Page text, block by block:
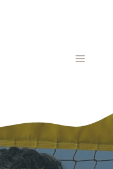
MENU